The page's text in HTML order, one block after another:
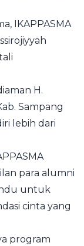
IKAPPASMA
H.
Sampang
lebih dari
para alumni
untuk
cinta yang
program